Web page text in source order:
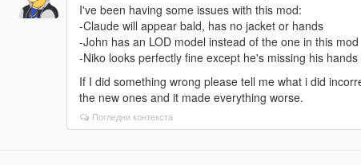
I've been having some issues with this mod:
-Claude will appear bald, has no jacket or hands
-John has an LOD model instead of the one in this mod
-Niko looks perfectly fine except he's missing his
If I did something wrong please tell me what i did
the new ones and it made everything worse.
Погледни контекста